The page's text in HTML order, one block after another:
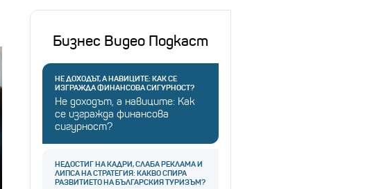
Бизнес Видео Подкаст
НЕ ДОХОДЪТ, А НАВИЦИТЕ: КАК СЕ
ИЗГРАЖДА ФИНАНСОВА СИГУРНОСТ?
Не доходът, а навиците: Как
се изгражда финансова
сигурност?
НЕДОСТИГ НА КАДРИ, СЛАБА РЕКЛАМА И
ЛИПСА НА СТРАТЕГИЯ: КАКВО СПИРА
РАЗВИТИЕТО НА БЪЛГАРСКИЯ ТУРИЗЪМ?